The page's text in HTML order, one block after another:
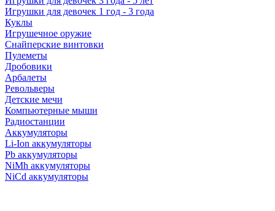
Игрушки для девочек 1 год - 3 года
Куклы
Игрушечное оружие
Снайперские винтовки
Пулеметы
Дробовики
Арбалеты
Револьверы
Детские мечи
Компьютерные мыши
Радиостанции
Аккумуляторы
Li-Ion аккумуляторы
Pb аккумуляторы
NiMh аккумуляторы
NiCd аккумуляторы